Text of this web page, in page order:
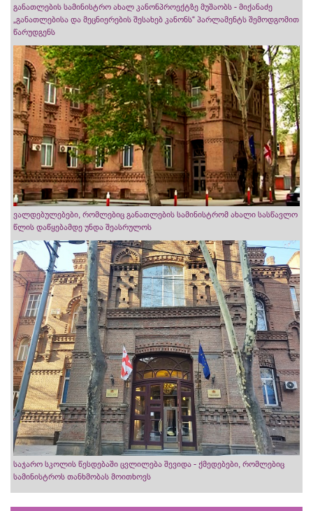
განათლების სამინისტრო ახალ კანონპროექტზე მუშაობს - მიქანაძე
„განათლებისა და მეცნიერების შესახებ კანონს“ პარლამენტს შემოდგომით
წარუდგენს
ვალდებულებები, რომლებიც განათლების სამინისტრომ ახალი სასწავლო
წლის დაწყებამდე უნდა შეასრულოს
საჯარო სკოლის წესდებაში ცვლილება შევიდა - ქმედებები, რომლებიც
სამინისტროს თანხმობას მოითხოვს